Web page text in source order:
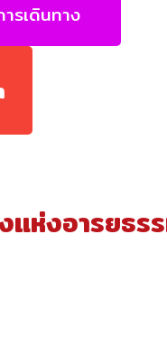
รเดินทาง
แห่งอารยธร